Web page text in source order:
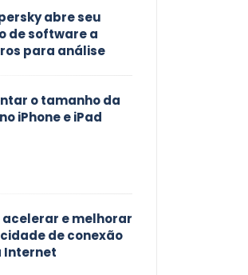
abre seu
de software a
para análise
o tamanho da
iPhone e iPad
acelerar e melhorar
de conexão
Internet